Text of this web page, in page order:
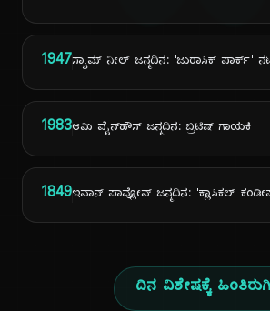
1947ಸ್ಯಾಮ್ ನೀಲ್ ಜನ್ಮದಿನ: 'ಜುರಾಸಿಕ್ ಪಾರ್ಕ್'
1983ಆಮಿ ವೈನ್‌ಹೌಸ್ ಜನ್ಮದಿನ: ಬ್ರಿಟಿಷ್ ಗಾಯಕಿ
1849ಇವಾನ್ ಪಾವ್ಲೋವ್ ಜನ್ಮದಿನ: 'ಕ್ಲಾಸಿಕಲ್
ದಿನ ವಿಶೇಷಕ್ಕೆ ಹಿಂತಿರುಗಿ